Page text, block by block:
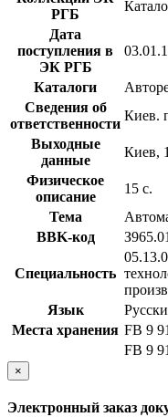
РГБ
Дата
поступления в
ЭК РГБ
Каталоги
Сведения об
ответственности
Киев.
Выходные
данные
Киев,
Физическое
описание
15 с.
Тема
BBK-код
Специальность
Язык
Места хранения FB 9
FB 9
×
Электронный заказ